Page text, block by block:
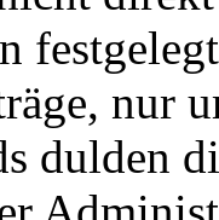
nur
dulden